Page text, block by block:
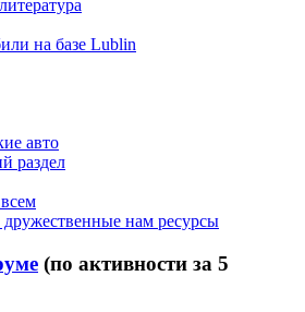
на базе Lublin
авто
раздел
нам ресурсы
(по активности за 5